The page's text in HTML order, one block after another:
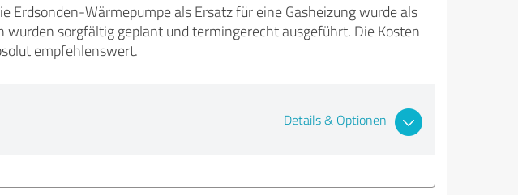
Wärmepumpe als Ersatz für eine Gasheizung wurde als
sorgfältig geplant und termingerecht ausgeführt. Die Kosten
empfehlenswert.
Details & Optionen